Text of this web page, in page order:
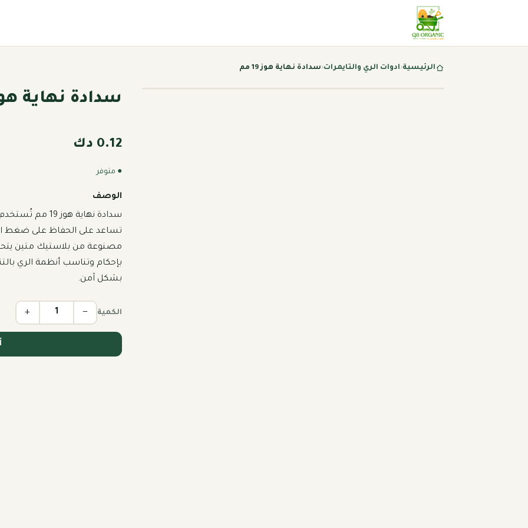
الرئيسية‹ادوات الري والتايمرات‹سدادة نهاية هوز 19 مم
سدادة نهاية هوز 19
0.12 دك
● متوفر
الوصف
بشكل آمن.
الكمية −
+